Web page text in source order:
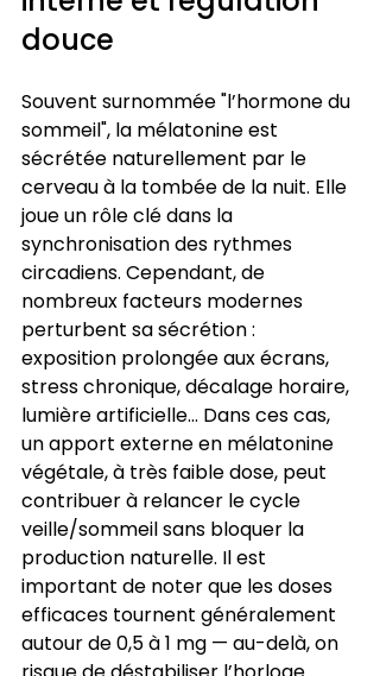
douce
Souvent surnommée "l’hormone du
sommeil", la mélatonine est
sécrétée naturellement par le
cerveau à la tombée de la nuit. Elle
joue un rôle clé dans la
synchronisation des rythmes
circadiens. Cependant, de
nombreux facteurs modernes
perturbent sa sécrétion :
exposition prolongée aux écrans,
stress chronique, décalage horaire,
lumière artificielle… Dans ces cas,
un apport externe en mélatonine
végétale, à très faible dose, peut
contribuer à relancer le cycle
veille/sommeil sans bloquer la
production naturelle. Il est
important de noter que les doses
efficaces tournent généralement
autour de 0,5 à 1 mg — au-delà, on